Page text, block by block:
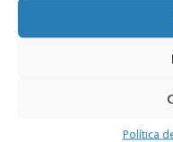
Política
“Así es, debemos
porque la realidad
depende de
dónde queremos